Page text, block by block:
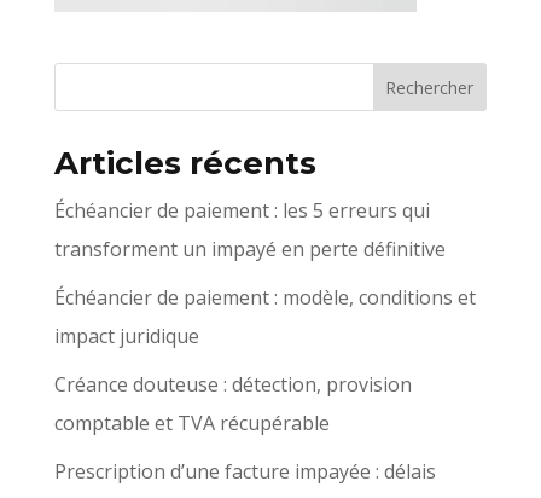
Articles récents
Échéancier de paiement : les 5 erreurs qui
transforment un impayé en perte définitive
Échéancier de paiement : modèle, conditions et
impact juridique
Créance douteuse : détection, provision
comptable et TVA récupérable
Prescription d’une facture impayée : délais